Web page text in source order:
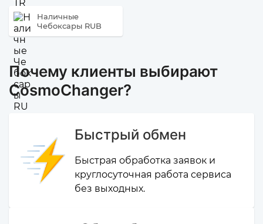
Наличные
Чебоксары RUB
Почему клиенты выбирают
CosmoChanger?
Быстрый обмен
Быстрая обработка заявок и
круглосуточная работа сервиса
без выходных.